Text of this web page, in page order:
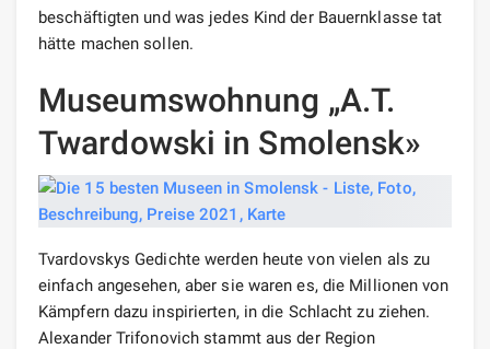
beschäftigten und was jedes Kind der Bauernklasse tat
hätte machen sollen.
Museumswohnung „A.T.
Twardowski in Smolensk»
Tvardovskys Gedichte werden heute von vielen als zu
einfach angesehen, aber sie waren es, die Millionen von
Kämpfern dazu inspirierten, in die Schlacht zu ziehen.
Alexander Trifonovich stammt aus der Region